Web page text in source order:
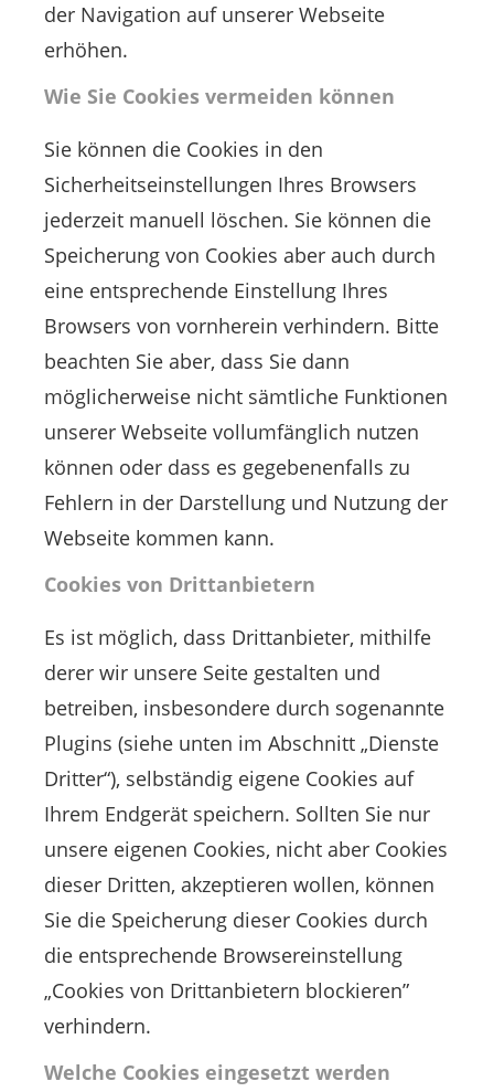
der Navigation auf unserer Webseite
erhöhen.
Wie Sie Cookies vermeiden können
Sie können die Cookies in den
Sicherheitseinstellungen Ihres Browsers
jederzeit manuell löschen. Sie können die
Speicherung von Cookies aber auch durch
eine entsprechende Einstellung Ihres
Browsers von vornherein verhindern. Bitte
beachten Sie aber, dass Sie dann
möglicherweise nicht sämtliche Funktionen
unserer Webseite vollumfänglich nutzen
können oder dass es gegebenenfalls zu
Fehlern in der Darstellung und Nutzung der
Webseite kommen kann.
Cookies von Drittanbietern
Es ist möglich, dass Drittanbieter, mithilfe
derer wir unsere Seite gestalten und
betreiben, insbesondere durch sogenannte
Plugins (siehe unten im Abschnitt „Dienste
Dritter“), selbständig eigene Cookies auf
Ihrem Endgerät speichern. Sollten Sie nur
unsere eigenen Cookies, nicht aber Cookies
dieser Dritten, akzeptieren wollen, können
Sie die Speicherung dieser Cookies durch
die entsprechende Browsereinstellung
„Cookies von Drittanbietern blockieren”
verhindern.
Welche Cookies eingesetzt werden